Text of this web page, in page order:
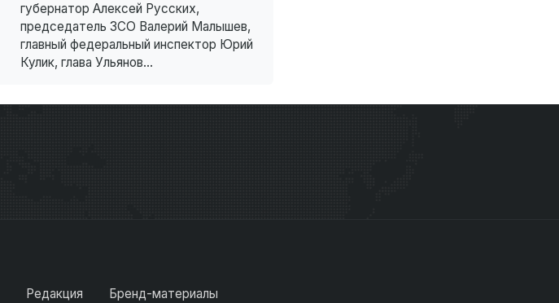
губернатор Алексей Русских,
председатель ЗСО Валерий Малышев,
главный федеральный инспектор Юрий
Кулик, глава Ульянов...
Редакция Бренд-материалы